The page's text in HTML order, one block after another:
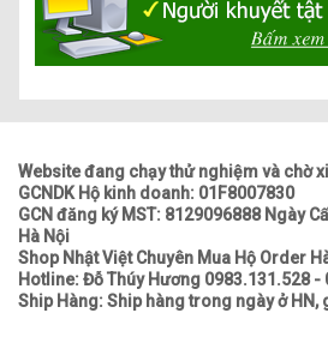
Website đang chạy thử nghiệm và chờ
GCNDK Hộ kinh doanh: 01F8007830
GCN đăng ký MST: 8129096888 Ngày
Hà Nội
Shop Nhật Việt Chuyên Mua Hộ Order
Hotline: Đỗ Thúy Hương 0983.131.528 -
Ship Hàng: Ship hàng trong ngày ở